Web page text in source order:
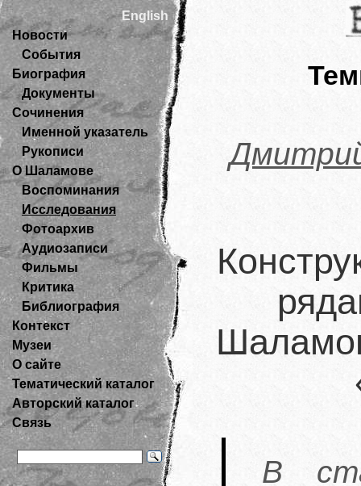
English
Новости
События
Биография
Документы
Сочинения
Именной указатель
Рукописи
О Шаламове
Воспоминания
Исследования
Фотоархив
Аудиозаписи
Фильмы
Критика
Библиография
Контекст
Музеи
О сайте
Тематический каталог
Авторский каталог
Связь
В